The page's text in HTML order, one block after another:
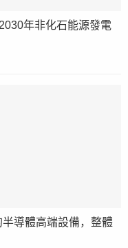
年非化石能源發電
導體高端設備，整體